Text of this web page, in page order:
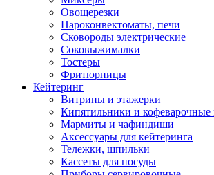
Овощерезки
Пароконвектоматы, печи
Сковороды электрические
Соковыжималки
Тостеры
Фритюрницы
Кейтеринг
Витрины и этажерки
Кипятильники и
Мармиты и чафиндиши
Аксессуары для кейтеринга
Тележки, шпильки
Кассеты для посуды